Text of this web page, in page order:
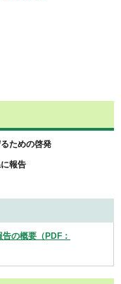
ための啓発
報告
の概要（PDF：